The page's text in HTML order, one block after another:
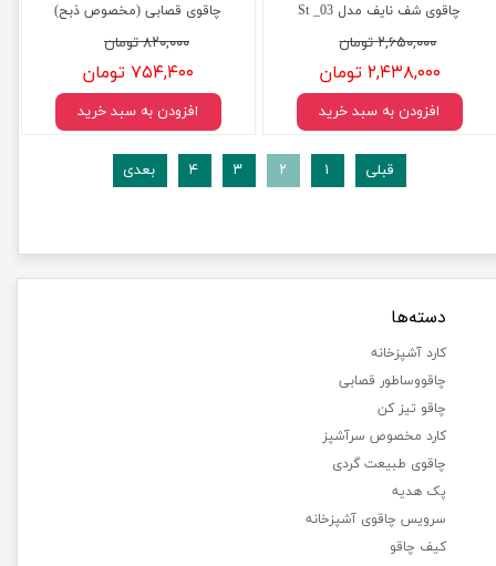
دسته‌ها
کارد آشپزخانه
چاقووساطور قصابی
چاقو تیز کن
کارد مخصوص سرآشپز
چاقوی طبیعت گردی
پک هدیه
سرویس چاقوی آشپزخانه
کیف چاقو
چاقوی شف نایف مدل St _03
۲,۶۵۰,۰۰۰ تومان
۲,۴۳۸,۰۰۰ تومان
افزودن به سبد خرید
چاقوی قصابی (مخصوص ذبح)
۸۲۰,۰۰۰ تومان
۷۵۴,۴۰۰ تومان
افزودن به سبد خرید
قبلی ۱ ۲ ۳ ۴ بعدی